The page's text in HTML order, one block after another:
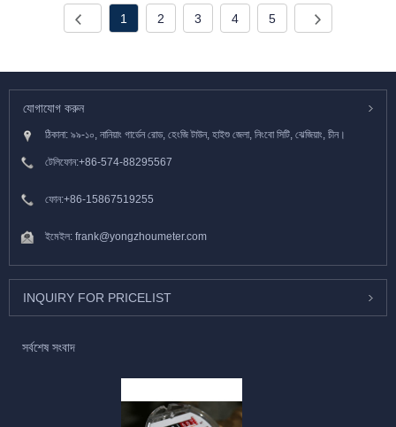
1 2 3 4 5
যোগাযোগ করুন
ঠিকানা: ৯৯-১০, নানিয়াং গার্ডেন রোড, হেংজি টাউন, হাইশু জেলা, নিংবো সিটি, ঝেজিয়াং, চীন।
টেলিফোন:+86-574-88295567
ফোন:+86-15867519255
ইমেইল: frank@yongzhoumeter.com
INQUIRY FOR PRICELIST
সর্বশেষ সংবাদ